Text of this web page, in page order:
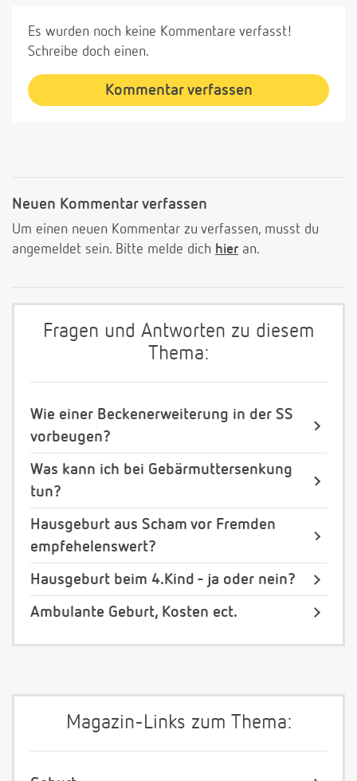
Es wurden noch keine Kommentare verfasst!
Schreibe doch einen.
Kommentar verfassen
Neuen Kommentar verfassen
Um einen neuen Kommentar zu verfassen, musst du
angemeldet sein. Bitte melde dich hier an.
Fragen und Antworten zu diesem
Thema:
Wie einer Beckenerweiterung in der SS
vorbeugen?
Was kann ich bei Gebärmuttersenkung
tun?
Hausgeburt aus Scham vor Fremden
empfehelenswert?
Hausgeburt beim 4.Kind - ja oder nein?
Ambulante Geburt, Kosten ect.
Magazin-Links zum Thema: